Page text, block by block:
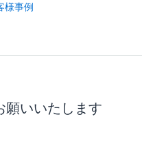
様事例
願いいたします